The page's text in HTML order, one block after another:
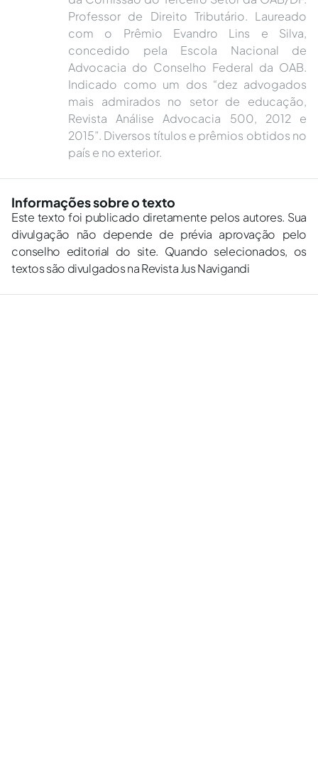
Professor de Direito Tributário. Laureado
com o Prêmio Evandro Lins e Silva,
concedido pela Escola Nacional de
Advocacia do Conselho Federal da OAB.
Indicado como um dos “dez advogados
mais admirados no setor de educação,
Revista Análise Advocacia 500, 2012 e
2015”. Diversos títulos e prêmios obtidos no
país e no exterior.
Informações sobre o texto
Este texto foi publicado diretamente pelos autores. Sua
divulgação não depende de prévia aprovação pelo
conselho editorial do site. Quando selecionados, os
textos são divulgados na Revista Jus Navigandi